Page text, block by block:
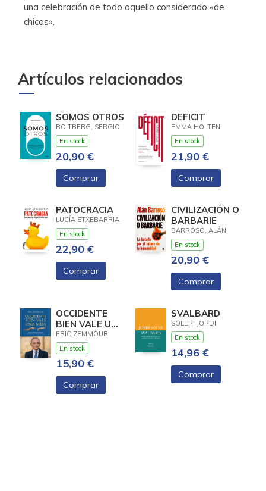
una celebración de todo aquello considerado «de
chicas».
Artículos relacionados
SOMOS OTROS
ROITBERG, SERGIO
En stock
20,90 €
Comprar
DEFICIT
EMMA HOLTEN
En stock
21,90 €
Comprar
PATOCRACIA
LUCÍA ETXEBARRIA
En stock
22,90 €
Comprar
CIVILIZACIÓN O
BARBARIE
BARROSO, ALÁN
En stock
20,90 €
Comprar
OCCIDENTE
BIEN VALE UNA
MISA
ERIC ZEMMOUR
En stock
15,90 €
Comprar
SVALBARD
SOLER, JORDI
En stock
14,96 €
Comprar